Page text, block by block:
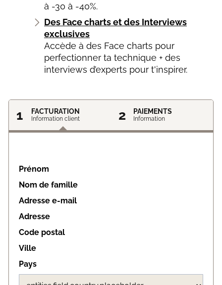
à -30 à -40%.
Des Face charts et des Interviews
exclusives
Accède à des Face charts pour
perfectionner ta technique + des
interviews d’experts pour t'inspirer.
1 FACTURATION
Information client 2 PAIEMENTS
Information
Prénom
Nom de famille
Adresse e-mail
Adresse
Code postal
Ville
Pays